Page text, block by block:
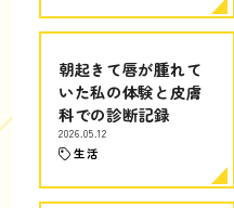
朝起きて唇が腫れて
いた私の体験と皮膚
科での診断記録
2026.05.12
生活